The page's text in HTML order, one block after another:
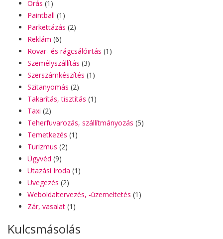
Órás (1)
Paintball (1)
Parkettázás (2)
Reklám (6)
Rovar- és rágcsálóirtás (1)
Személyszállítás (3)
Szerszámkészítés (1)
Szitanyomás (2)
Takarítás, tisztítás (1)
Taxi (2)
Teherfuvarozás, szállítmányozás (5)
Temetkezés (1)
Turizmus (2)
Ügyvéd (9)
Utazási Iroda (1)
Üvegezés (2)
Weboldaltervezés, -üzemeltetés (1)
Zár, vasalat (1)
Kulcsmásolás